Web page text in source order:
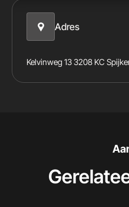
Adres
Kelvinweg 13 3208 KC